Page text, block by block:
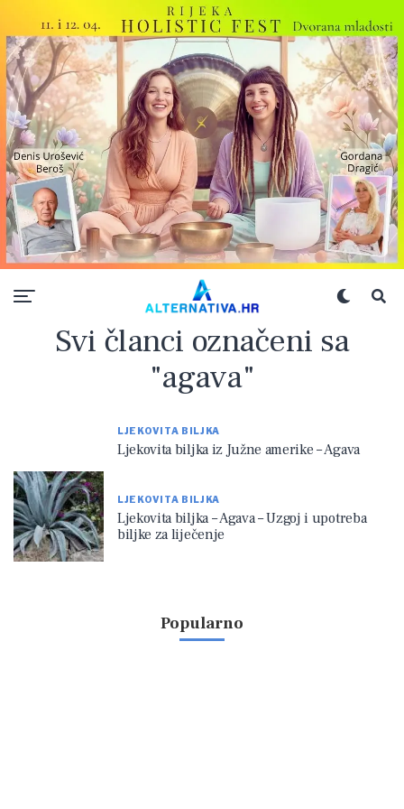
Svi članci označeni sa
"agava"
LJEKOVITA BILJKA
Ljekovita biljka iz Južne amerike – Agava
LJEKOVITA BILJKA
Ljekovita biljka – Agava – Uzgoj i upotreba
biljke za liječenje
Popularno